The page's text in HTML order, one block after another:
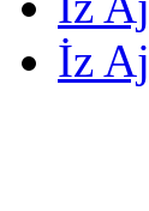
İz